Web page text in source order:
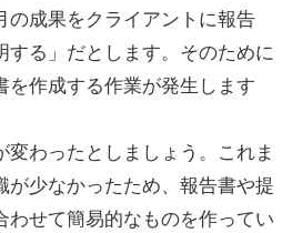
の成果をクライアントに報告
する」だとします。そのために
を作成する作業が発生します
わったとしましょう。これま
が少なかったため、報告書や提
わせて簡易的なものを作ってい